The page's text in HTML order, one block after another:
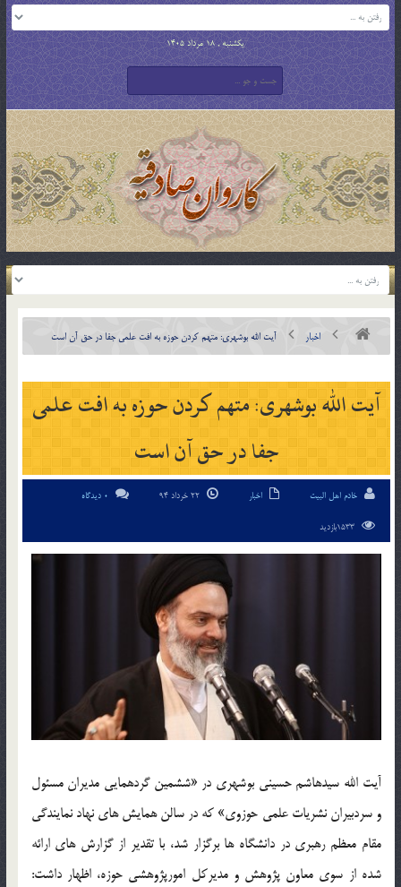
یکشنبه , 18 مرداد 1405
اخبار آیت الله بوشهری: متهم کردن حوزه به افت علمی جفا در حق آن است
آیت الله بوشهری: متهم کردن حوزه به افت علمی
جفا در حق آن است
خادم اهل البیت اخبار 0 دیدگاه
آیت الله سیدهاشم حسینی بوشهری در «ششمین گردهمایی مدیران مسئول
و سردبیران نشریات علمی حوزوی» که در سالن همایش های نهاد نمایندگی
مقام معظم رهبری در دانشگاه ها برگزار شد، با تقدیر از گزارش های ارائه
شده از سوی معاون پژوهش و مدیرکل امورپژوهشی حوزه، اظهار داشت: